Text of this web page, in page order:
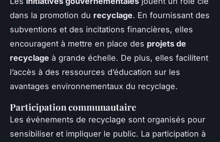
dans la promotion du recyclage. En fournissant des
subventions et des incitations financières, elles
encouragent à mettre en place des projets de
recyclage à grande échelle. De plus, elles facilitent
l’accès à des ressources d’éducation sur les
avantages environnementaux du recyclage.
Participation communautaire
Les événements de recyclage sont organisés pour
sensibiliser et impliquer le public. La participation à